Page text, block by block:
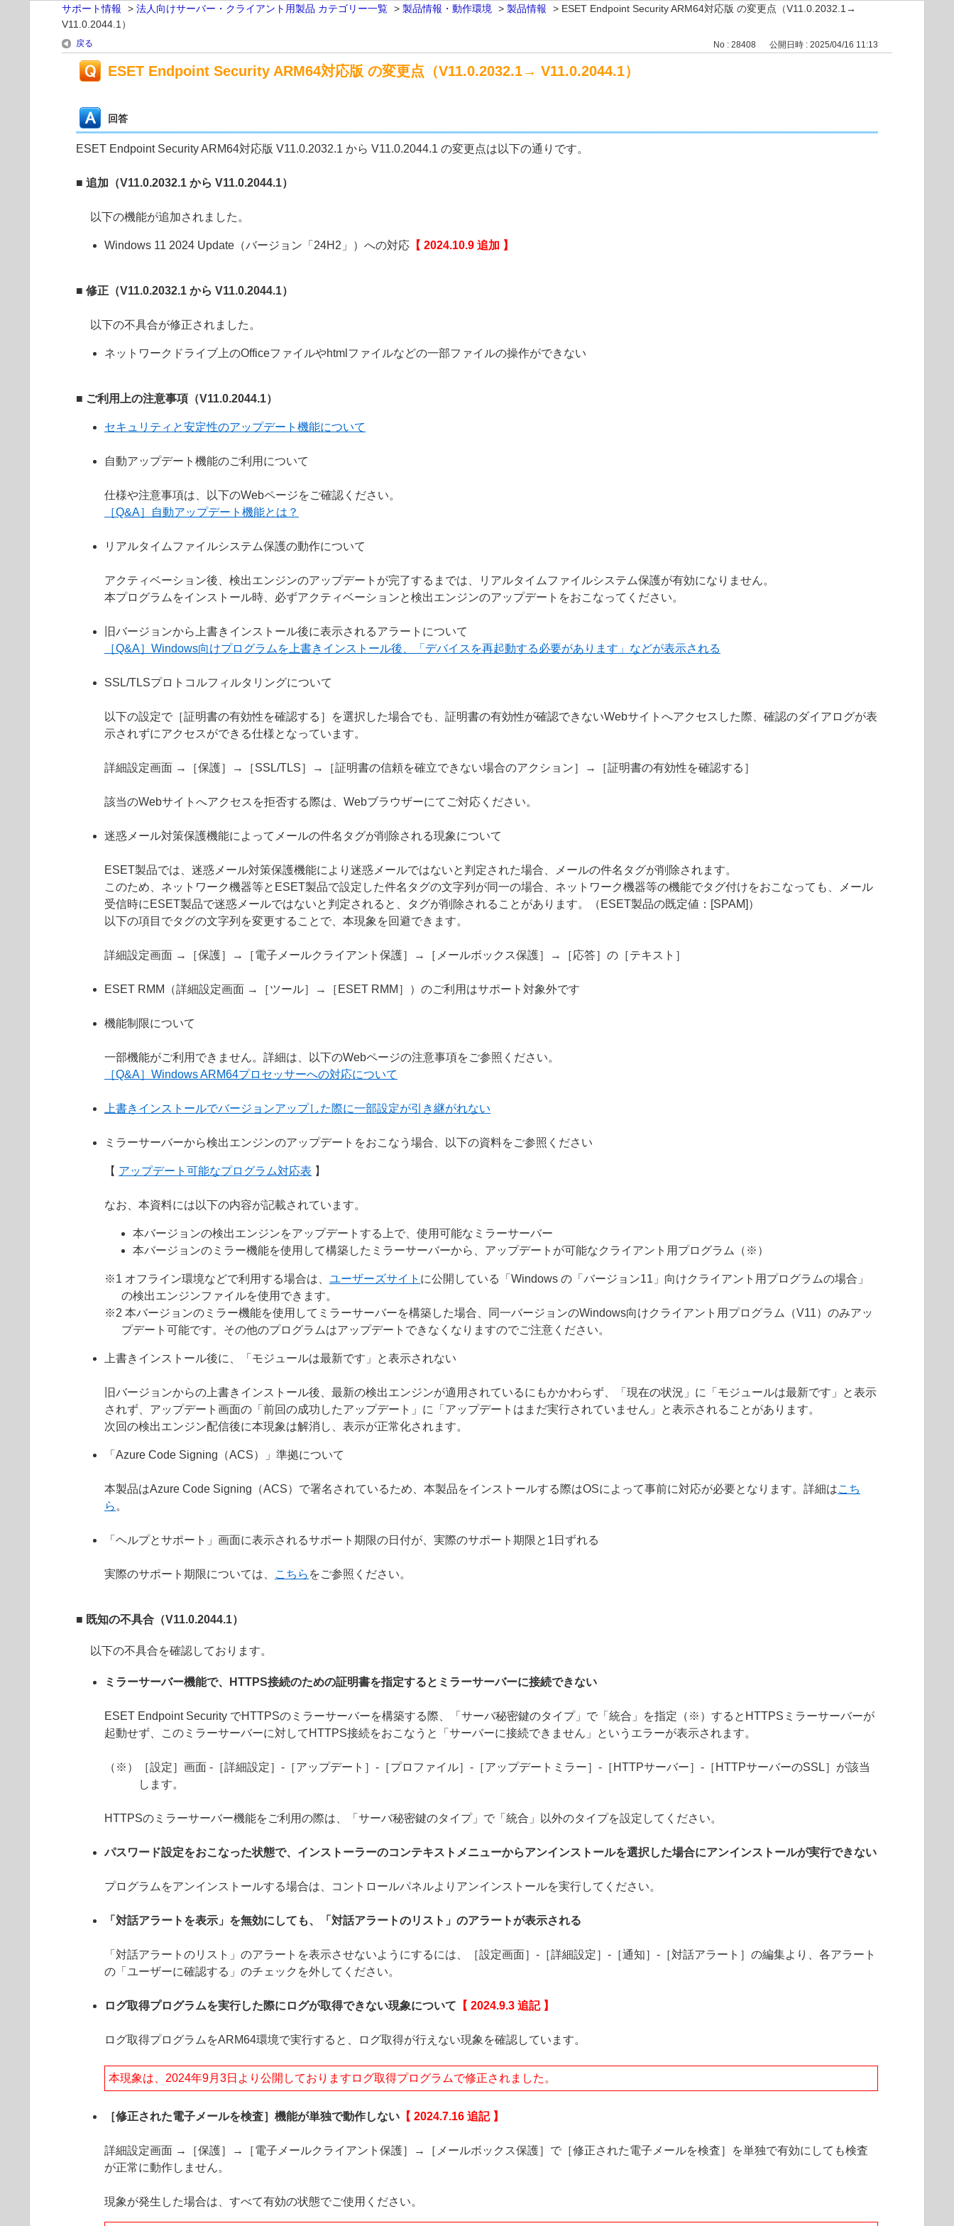
サポート情報 > 法人向けサーバー・クライアント用製品 カテゴリー一覧 > 製品情報・動作環境 > 製品情報 > ESET Endpoint Security ARM64対応版 の変更点（V11.0.2032.1→
V11.0.2044.1）
戻る No : 28408 公開日時 : 2025/04/16 11:13
ESET Endpoint Security ARM64対応版 の変更点（V11.0.2032.1→ V11.0.2044.1）
回答
ESET Endpoint Security ARM64対応版 V11.0.2032.1 から V11.0.2044.1 の変更点は以下の通りです。
■ 追加（V11.0.2032.1 から V11.0.2044.1）
以下の機能が追加されました。
Windows 11 2024 Update（バージョン「24H2」）への対応 【 2024.10.9 追加 】
■ 修正（V11.0.2032.1 から V11.0.2044.1）
以下の不具合が修正されました。
ネットワークドライブ上のOfficeファイルやhtmlファイルなどの一部ファイルの操作ができない
■ ご利用上の注意事項（V11.0.2044.1）
セキュリティと安定性のアップデート機能について
自動アップデート機能のご利用について
仕様や注意事項は、以下のWebページをご確認ください。
［Q&A］自動アップデート機能とは？
リアルタイムファイルシステム保護の動作について
アクティベーション後、検出エンジンのアップデートが完了するまでは、リアルタイムファイルシステム保護が有効になりません。
本プログラムをインストール時、必ずアクティベーションと検出エンジンのアップデートをおこなってください。
旧バージョンから上書きインストール後に表示されるアラートについて
［Q&A］Windows向けプログラムを上書きインストール後、「デバイスを再起動する必要があります」などが表示される
SSL/TLSプロトコルフィルタリングについて
以下の設定で［証明書の有効性を確認する］を選択した場合でも、証明書の有効性が確認できないWebサイトへアクセスした際、確認のダイアログが表
示されずにアクセスができる仕様となっています。
詳細設定画面 →［保護］→［SSL/TLS］→［証明書の信頼を確立できない場合のアクション］→［証明書の有効性を確認する］
該当のWebサイトへアクセスを拒否する際は、Webブラウザーにてご対応ください。
迷惑メール対策保護機能によってメールの件名タグが削除される現象について
ESET製品では、迷惑メール対策保護機能により迷惑メールではないと判定された場合、メールの件名タグが削除されます。
このため、ネットワーク機器等とESET製品で設定した件名タグの文字列が同一の場合、ネットワーク機器等の機能でタグ付けをおこなっても、メール
受信時にESET製品で迷惑メールではないと判定されると、タグが削除されることがあります。（ESET製品の既定値：[SPAM]）
以下の項目でタグの文字列を変更することで、本現象を回避できます。
詳細設定画面 →［保護］→［電子メールクライアント保護］→［メールボックス保護］→［応答］の［テキスト］
ESET RMM（詳細設定画面 →［ツール］→［ESET RMM］）のご利用はサポート対象外です
機能制限について
一部機能がご利用できません。詳細は、以下のWebページの注意事項をご参照ください。
［Q&A］Windows ARM64プロセッサーへの対応について
上書きインストールでバージョンアップした際に一部設定が引き継がれない
ミラーサーバーから検出エンジンのアップデートをおこなう場合、以下の資料をご参照ください
【 アップデート可能なプログラム対応表 】
なお、本資料には以下の内容が記載されています。
本バージョンの検出エンジンをアップデートする上で、使用可能なミラーサーバー
本バージョンのミラー機能を使用して構築したミラーサーバーから、アップデートが可能なクライアント用プログラム（※）
※1 オフライン環境などで利用する場合は、 ユーザーズサイト に公開している「Windows の「バージョン11」向けクライアント用プログラムの場合」
の検出エンジンファイルを使用できます。
※2 本バージョンのミラー機能を使用してミラーサーバーを構築した場合、同一バージョンのWindows向けクライアント用プログラム（V11）のみアッ
プデート可能です。その他のプログラムはアップデートできなくなりますのでご注意ください。
上書きインストール後に、「モジュールは最新です」と表示されない
旧バージョンからの上書きインストール後、最新の検出エンジンが適用されているにもかかわらず、「現在の状況」に「モジュールは最新です」と表示
されず、アップデート画面の「前回の成功したアップデート」に「アップデートはまだ実行されていません」と表示されることがあります。
次回の検出エンジン配信後に本現象は解消し、表示が正常化されます。
「Azure Code Signing（ACS）」準拠について
本製品はAzure Code Signing（ACS）で署名されているため、本製品をインストールする際はOSによって事前に対応が必要となります。詳細はこち
ら 。
「ヘルプとサポート」画面に表示されるサポート期限の日付が、実際のサポート期限と1日ずれる
実際のサポート期限については、 こちら をご参照ください。
■ 既知の不具合（V11.0.2044.1）
以下の不具合を確認しております。
ミラーサーバー機能で、HTTPS接続のための証明書を指定するとミラーサーバーに接続できない
ESET Endpoint Security でHTTPSのミラーサーバーを構築する際、「サーバ秘密鍵のタイプ」で「統合」を指定（※）するとHTTPSミラーサーバーが
起動せず、このミラーサーバーに対してHTTPS接続をおこなうと「サーバーに接続できません」というエラーが表示されます。
（※）［設定］画面 -［詳細設定］-［アップデート］-［プロファイル］-［アップデートミラー］-［HTTPサーバー］-［HTTPサーバーのSSL］が該当
します。
HTTPSのミラーサーバー機能をご利用の際は、「サーバ秘密鍵のタイプ」で「統合」以外のタイプを設定してください。
パスワード設定をおこなった状態で、インストーラーのコンテキストメニューからアンインストールを選択した場合にアンインストールが実行できない
プログラムをアンインストールする場合は、コントロールパネルよりアンインストールを実行してください。
「対話アラートを表示」を無効にしても、「対話アラートのリスト」のアラートが表示される
「対話アラートのリスト」のアラートを表示させないようにするには、［設定画面］-［詳細設定］-［通知］-［対話アラート］の編集より、各アラート
の「ユーザーに確認する」のチェックを外してください。
ログ取得プログラムを実行した際にログが取得できない現象について 【 2024.9.3 追記 】
ログ取得プログラムをARM64環境で実行すると、ログ取得が行えない現象を確認しています。
本現象は、2024年9月3日より公開しておりますログ取得プログラムで修正されました。
［修正された電子メールを検査］機能が単独で動作しない 【 2024.7.16 追記 】
詳細設定画面 →［保護］→［電子メールクライアント保護］→［メールボックス保護］で［修正された電子メールを検査］を単独で有効にしても検査
が正常に動作しません。
現象が発生した場合は、すべて有効の状態でご使用ください。